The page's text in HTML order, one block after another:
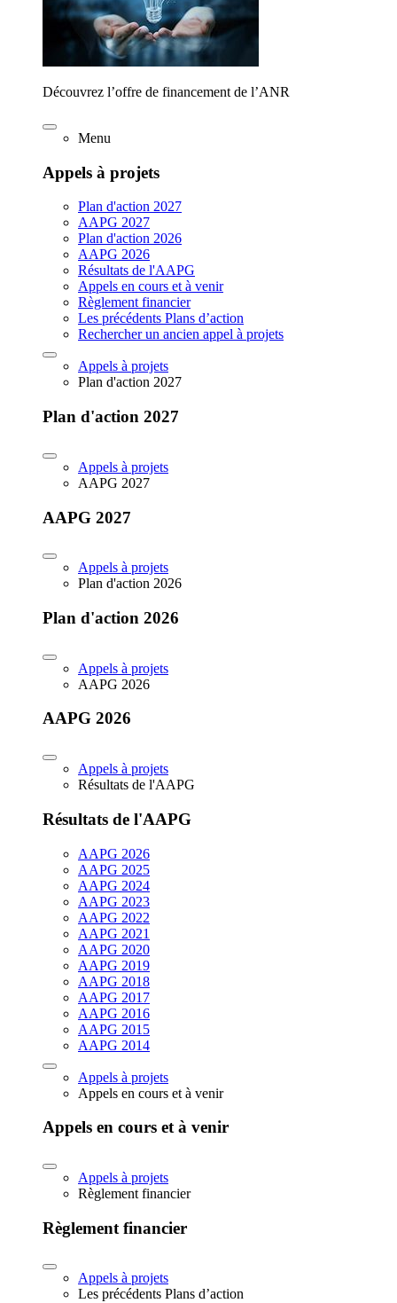
Découvrez l’offre de financement de l’ANR
Menu
Appels à projets
Plan d'action 2027
AAPG 2027
Plan d'action 2026
AAPG 2026
Résultats de l'AAPG
Appels en cours et à venir
Règlement financier
Les précédents Plans d’action
Rechercher un ancien appel à projets
Appels à projets
Plan d'action 2027
Plan d'action 2027
Appels à projets
AAPG 2027
AAPG 2027
Appels à projets
Plan d'action 2026
Plan d'action 2026
Appels à projets
AAPG 2026
AAPG 2026
Appels à projets
Résultats de l'AAPG
Résultats de l'AAPG
AAPG 2026
AAPG 2025
AAPG 2024
AAPG 2023
AAPG 2022
AAPG 2021
AAPG 2020
AAPG 2019
AAPG 2018
AAPG 2017
AAPG 2016
AAPG 2015
AAPG 2014
Appels à projets
Appels en cours et à venir
Appels en cours et à venir
Appels à projets
Règlement financier
Règlement financier
Appels à projets
Les précédents Plans d’action